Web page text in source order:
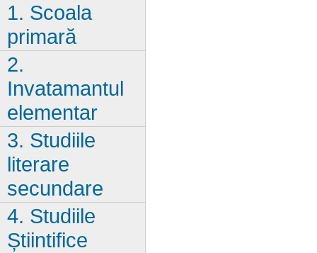
1. Scoala
primară
2.
Invatamantul
elementar
3. Studiile
literare
secundare
4. Studiile
Știintifice